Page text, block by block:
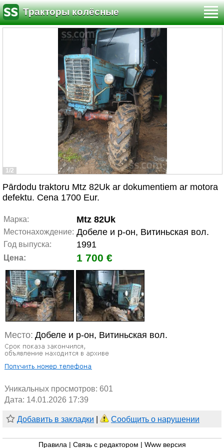
Тракторы колёсные
1/2
Pārdodu traktoru Mtz 82Uk ar dokumentiem ar motora
defektu. Cena 1700 Eur.
Марка: Mtz 82Uk
Местонахождение: Добеле и р-он, Витиньская вол.
Год выпуска: 1991
Цена: 1 700 €
Место: Добеле и р-он, Витиньская вол.
Уникальных просмотров: 601
Дата: 14.01.2026 17:39
Добавить в закладки Сообщить о нарушении
Правила Связь с редактором Www версия